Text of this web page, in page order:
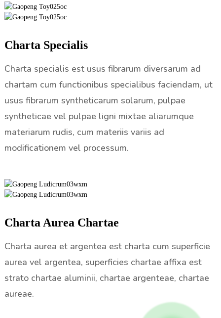
Charta Specialis
Charta specialis est usus fibrarum diversarum ad
chartam cum functionibus specialibus faciendam, ut
usus fibrarum syntheticarum solarum, pulpae
syntheticae vel pulpae ligni mixtae aliarumque
materiarum rudis, cum materiis variis ad
modificationem vel processum.
Charta Aurea Chartae
Charta aurea et argentea est charta cum superficie
aurea vel argentea, superficies chartae affixa est
strato chartae aluminii, chartae argenteae, chartae
aureae.